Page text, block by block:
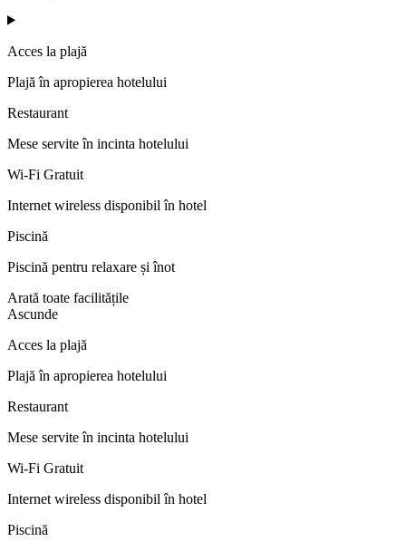
Acces la plajă
Plajă în apropierea hotelului
Restaurant
Mese servite în incinta hotelului
Wi-Fi Gratuit
Internet wireless disponibil în hotel
Piscină
Piscină pentru relaxare și înot
Arată toate facilitățile
Ascunde
Acces la plajă
Plajă în apropierea hotelului
Restaurant
Mese servite în incinta hotelului
Wi-Fi Gratuit
Internet wireless disponibil în hotel
Piscină